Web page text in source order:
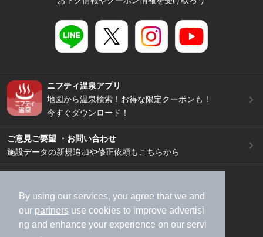
By using our services, you agree that we and
our partners use cookies to improve advertisi
ng and enhance your experience on our servi
ニフティ温泉アプリ
地図から温泉検索！お得な限定クーポンも！
今すぐダウンロード！
ご意見ご要望 ・お問い合わせ
施設データの新規追加や修正依頼もこちらから
加盟店募集（資料請求）
広告出稿のご案内
利用規約
ライフスタイルMEMBERS+規約
特定商取引法に基づく表記
ヘルプ 採用情報